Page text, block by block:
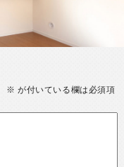
※ が付いている欄は必須項